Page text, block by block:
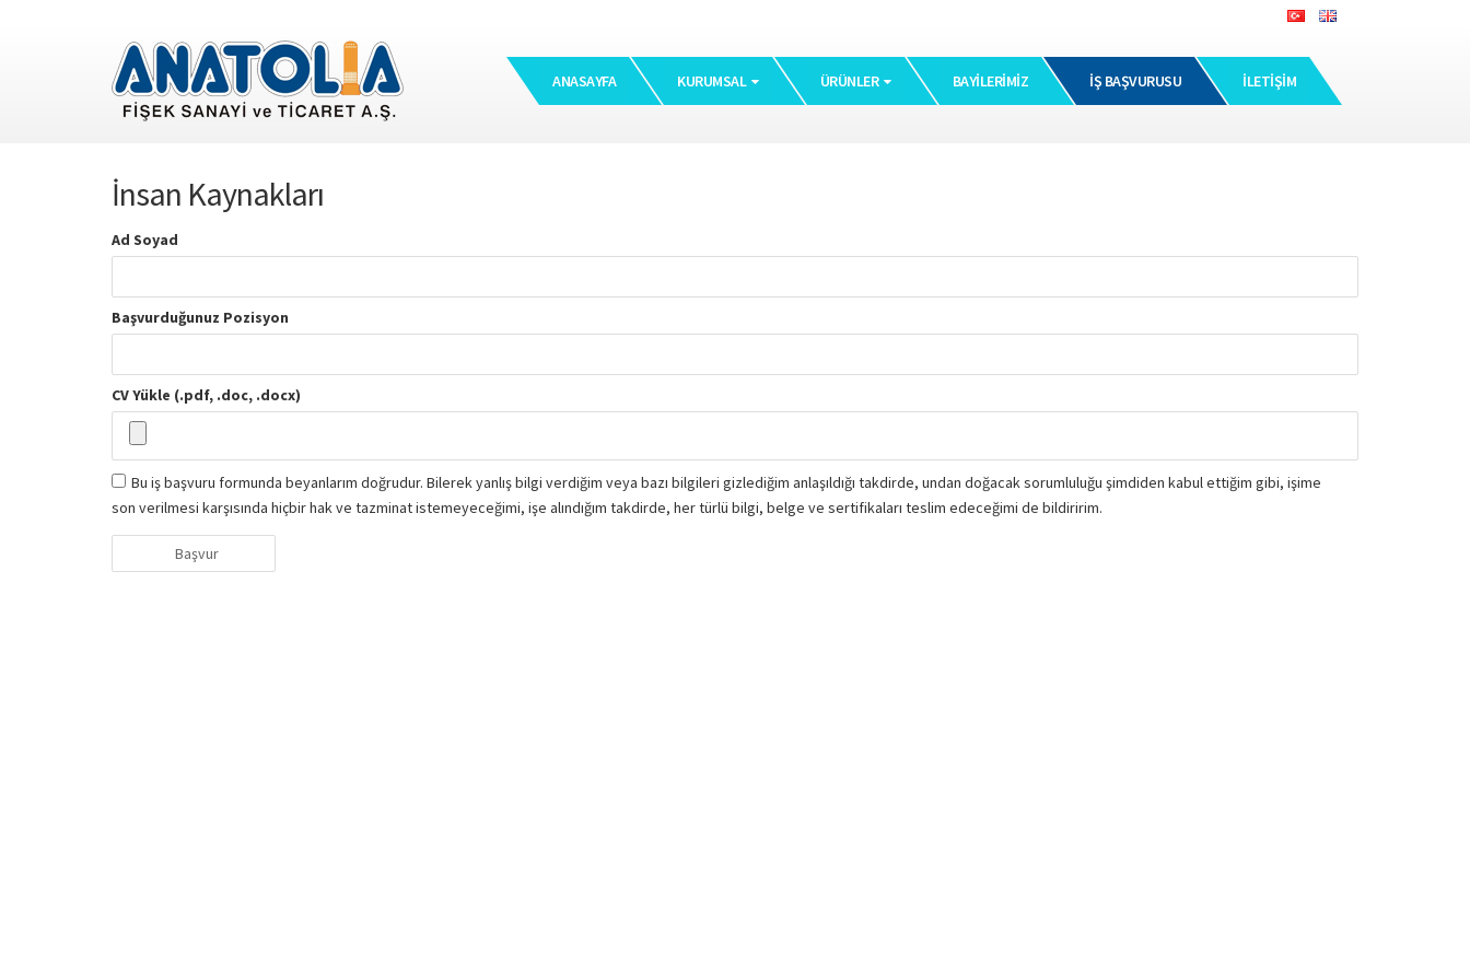
ANASAYFA KURUMSAL ÜRÜNLER BAYILERIMIZ İŞ BAŞVURUSU İLETIŞIM
İnsan Kaynakları
Ad Soyad
Başvurduğunuz Pozisyon
CV Yükle (.pdf, .doc, .docx)
Bu iş başvuru formunda beyanlarım doğrudur. Bilerek yanlış bilgi verdiğim veya bazı bilgileri gizlediğim anlaşıldığı takdirde, undan doğacak sorumluluğu şimdiden kabul ettiğim gibi, işime
son verilmesi karşısında hiçbir hak ve tazminat istemeyeceğimi, işe alındığım takdirde, her türlü bilgi, belge ve sertifikaları teslim edeceğimi de bildiririm.
Başvur